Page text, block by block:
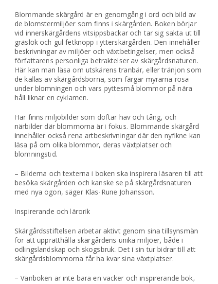
Blommande skärgård är en genomgång i ord och bild av
de blomstermiljöer som finns i skärgården. Boken börjar
vid innerskärgårdens vitsippsbackar och tar sig sakta ut till
gräslök och gul fetknopp i ytterskärgården. Den innehåller
beskrivningar av miljöer och växtbetingelser, men också
författarens personliga betraktelser av skärgårdsnaturen.
Här kan man läsa om utskärens tranbär, eller tränjon som
de kallas av skärgårdsborna, som färgar myrarna rosa
under blomningen och vars pyttesmå blommor på nära
håll liknar en cyklamen.
Här finns miljöbilder som doftar hav och tång, och
närbilder där blommorna är i fokus. Blommande skärgård
innehåller också rena artbeskrivningar där den nyfikne kan
läsa på om olika blommor, deras växtplatser och
blomningstid.
– Bilderna och texterna i boken ska inspirera läsaren till att
besöka skärgården och kanske se på skärgårdsnaturen
med nya ögon, säger Klas-Rune Johansson.
Inspirerande och lärorik
Skärgårdsstiftelsen arbetar aktivt genom sina tillsynsmän
för att upprätthålla skärgårdens unika miljöer, både i
odlingslandskap och skogsbruk. Det i sin tur bidrar till att
skärgårdsblommorna får ha kvar sina växtplatser.
– Vänboken är inte bara en vacker och inspirerande bok,